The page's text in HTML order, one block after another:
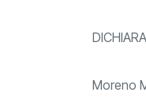
Moreno